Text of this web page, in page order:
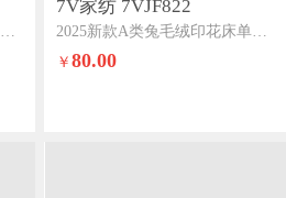
2025新款A类牛奶绒立体格四件套雕花绒夹棉床盖床笠四件套全工艺牛奶绒蓝色
7V家纺 7VJF822
2025新款A类兔毛绒印花床单四件套夹棉床盖床笠四件套全工艺牛奶绒千千蝶结
￥ 80.00